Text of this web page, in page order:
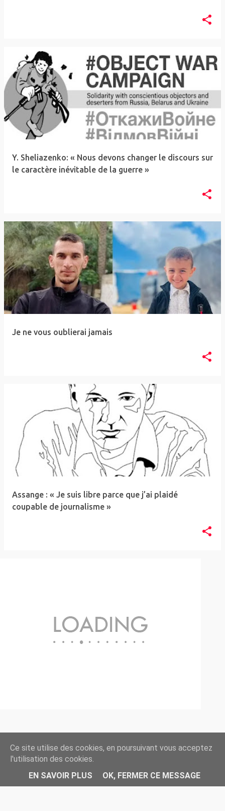
Y. Sheliazenko: « Nous devons changer le discours sur
le caractère inévitable de la guerre »
Je ne vous oublierai jamais
Assange : « Je suis libre parce que j’ai plaidé
coupable de journalisme »
◄ Retour à l'accueil //
Ce site utilise des cookies, en poursuivant vous acceptez
l'utilisation des cookies.
EN SAVOIR PLUS
OK, FERMER CE MESSAGE